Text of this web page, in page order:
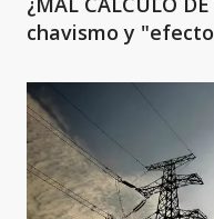
chavismo y